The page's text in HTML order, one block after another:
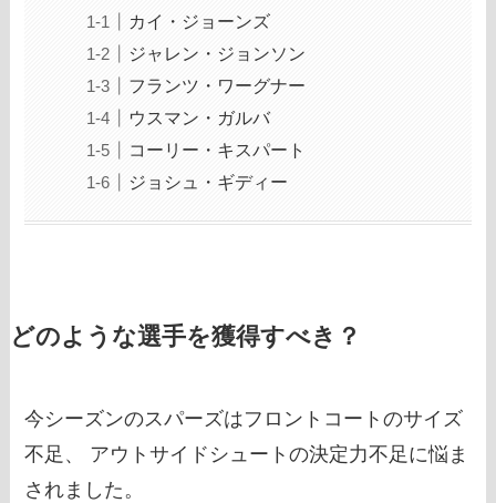
カイ・ジョーンズ
ジャレン・ジョンソン
フランツ・ワーグナー
ウスマン・ガルバ
コーリー・キスパート
ジョシュ・ギディー
どのような選手を獲得すべき？
今シーズンのスパーズはフロントコートのサイズ
不足、 アウトサイドシュートの決定力不足に悩ま
されました。